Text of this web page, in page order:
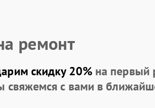
ремонт
скидку 20%на первый
свяжемся с вами в